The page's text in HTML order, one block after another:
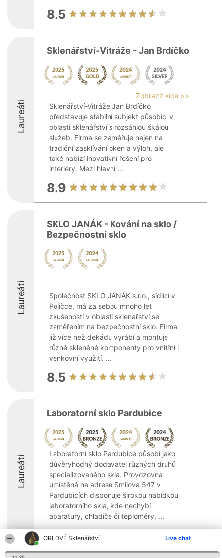
ORLOVÉ Sklenářství Live chat
8.5
Laureáti
Sklenářství-Vitráže - Jan Brdíčko
Zobrazit více >>
Sklenářství-Vitráže Jan Brdíčko
představuje stabilní subjekt působící v
oblasti sklenářství s rozsáhlou škálou
služeb. Firma se zaměřuje nejen na
tradiční zasklívání oken a výloh, ale
také nabízí inovativní řešení pro
interiéry. Mezi hlavní ...
8.9
Laureáti
SKLO JANÁK - Kování na sklo /
Bezpečnostní sklo
Společnost SKLO JANÁK s.r.o., sídlící v
Poličce, má za sebou mnoho let
zkušeností v oblasti sklenářství se
zaměřením na bezpečnostní sklo. Firma
již více než dekádu vyrábí a montuje
různé skleněné komponenty pro vnitřní i
venkovní využití. ...
8.5
Laureáti
Laboratorní sklo Pardubice
Laboratorní sklo Pardubice působí jako
důvěryhodný dodavatel různých druhů
specializovaného skla. Provozovna
umístěná na adrese Smilova 547 v
Pardubicích disponuje širokou nabídkou
laboratorního skla, kde nechybí
aparatury, chladiče či teploměry, ...
8.6